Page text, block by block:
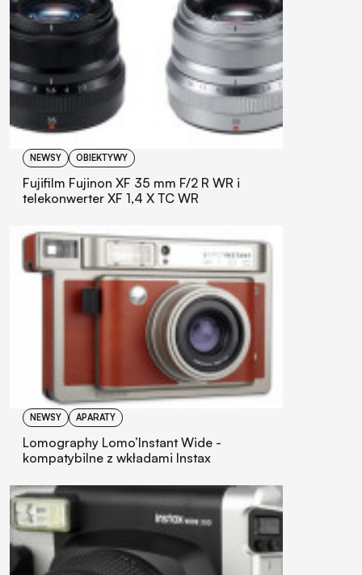
NEWSY OBIEKTYWY
Fujifilm Fujinon XF 35 mm F/2 R WR i
telekonwerter XF 1,4 X TC WR
NEWSY APARATY
Lomography Lomo’Instant Wide -
kompatybilne z wkładami Instax